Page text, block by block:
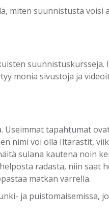
miten suunnistusta voisi
suunnistuskursseja.
monia sivustoja ja
Useimmat tapahtumat
nimi voi olla Iltarastit,
sulana kautena noin
radasta, niin saat
matkan varrella.
ja puistomaisemissa,